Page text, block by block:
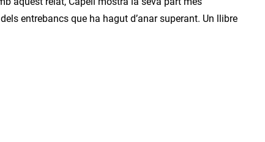
entrebancs que ha hagut d’anar superant. Un llibre